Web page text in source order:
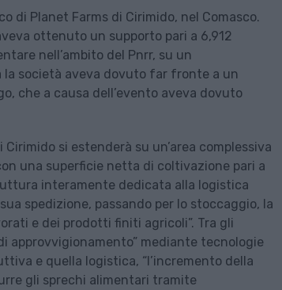
di Planet Farms di Cirimido, nel Comasco.
ottenuto un supporto pari a 6,912
nell’ambito del Pnrr, su un
la società aveva dovuto far fronte a un
che a causa dell’evento aveva dovuto
si estenderà su un’area complessiva
una superficie netta di coltivazione pari a
interamente dedicata alla logistica
spedizione, passando per lo stoccaggio, la
e dei prodotti finiti agricoli”. Tra gli
approvvigionamento” mediante tecnologie
e quella logistica, “l’incremento della
gli sprechi alimentari tramite